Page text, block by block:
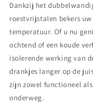
Dankzij het
roestvrijstalen bekers
temperatuur. Of u nu
ochtend of een koude
isolerende werking van
drankjes langer op de
zijn zowel functioneel
onderweg.